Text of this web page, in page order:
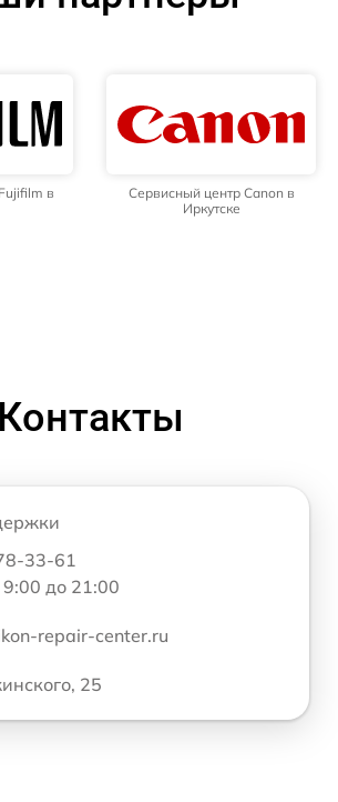
в
Сервисный центр Canon в
Иркутске
Контакты
33-61
до 21:00
repair-center.ru
25